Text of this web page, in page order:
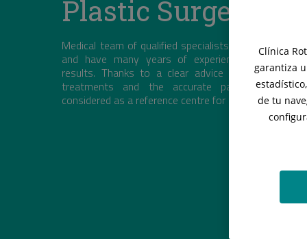
Plastic Surgery
Medical team of qualified specialists who receive
and have many years of experience in
results. Thanks to a clear advice concerning the
treatments and the accurate patient care,
considered as a reference centre for plastic surgery.
Clínica
garantiza
de tu